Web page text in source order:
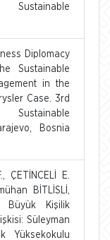
Diplomacy
Sustainable
in the
Case. 3rd
Bosnia
ÇETİNCELİ E.
BİTLİSLİ,
Büyük Kişilik
Süleyman
Yüksekokulu